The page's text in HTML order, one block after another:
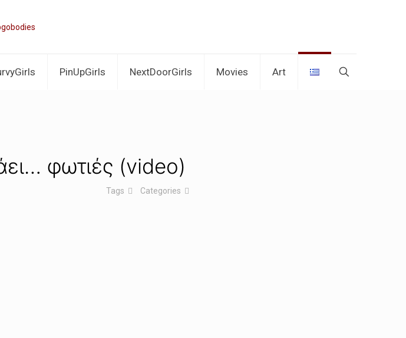
PinUpGirls NextDoorGirls Movies Art
φωτιές (video)
Categories
Tags